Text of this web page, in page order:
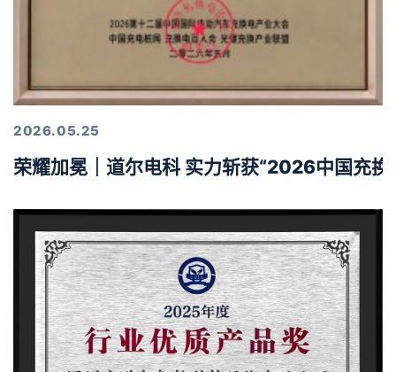
2026.05.25
荣耀加冕｜道尔电科 实力斩获“2026中国充换